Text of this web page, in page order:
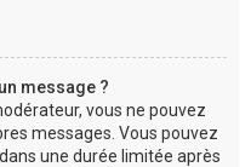
message ?
vous ne pouvez
messages. Vous pouvez
une durée limitée après